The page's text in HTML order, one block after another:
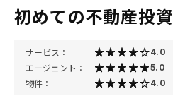
初めての不動産投資
サービス： 4.0
エージェント： 5.0
物件： 4.0